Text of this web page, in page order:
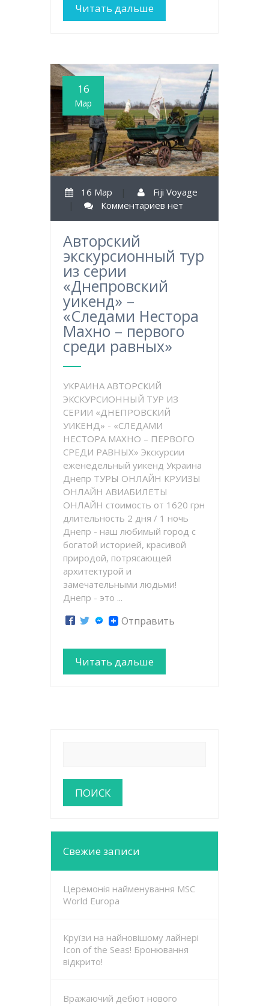
Читать дальше
16
Мар
16 Мар
Fiji Voyage
Комментариев нет
Авторский
экскурсионный тур
из серии
«Днепровский
уикенд» –
«Следами Нестора
Махно – первого
среди равных»
УКРАИНА АВТОРСКИЙ
ЭКСКУРСИОННЫЙ ТУР ИЗ
СЕРИИ «ДНЕПРОВСКИЙ
УИКЕНД» - «СЛЕДАМИ
НЕСТОРА МАХНО – ПЕРВОГО
СРЕДИ РАВНЫХ» Экскурсии
еженедельный уикенд Украина
Днепр ТУРЫ ОНЛАЙН КРУИЗЫ
ОНЛАЙН АВИАБИЛЕТЫ
ОНЛАЙН стоимость от 1620 грн
длительность 2 дня / 1 ночь
Днепр - наш любимый город с
богатой историей, красивой
природой, потрясающей
архитектурой и
замечательными людьми!
Днепр - это ...
Отправить
Читать дальше
Свежие записи
Церемонія найменування MSC
World Europa
Круїзи на найновішому лайнері
Icon of the Seas! Бронювання
відкрито!
Вражаючий дебют нового